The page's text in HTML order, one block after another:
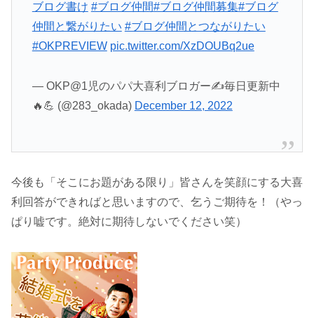
ブログ書け #ブログ仲間#ブログ仲間募集#ブログ
仲間と繋がりたい #ブログ仲間とつながりたい
#OKPREVIEW pic.twitter.com/XzDOUBq2ue
— OKP@1児のパパ大喜利ブロガー✍️毎日更新中
🔥💪 (@283_okada) December 12, 2022
今後も「そこにお題がある限り」皆さんを笑顔にする大喜
利回答ができればと思いますので、乞うご期待を！（やっ
ぱり嘘です。絶対に期待しないでください笑）